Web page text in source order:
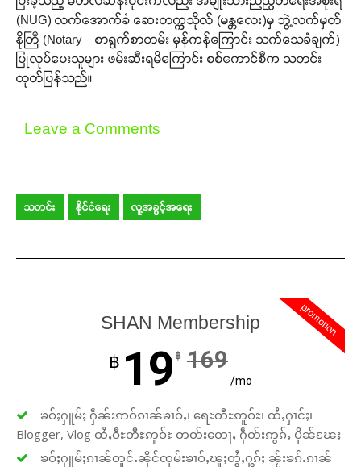
(NUG) လက်အောက်ခံ ဆေးတက္ကသိုလ် (မန္တလေး)မှ ဘွဲ့လက်မှတ်
နိုတြီ (Notary – စာရွက်စာတမ်း မှန်ကန်ကြောင်း သက်သေခံချက်)
ပြုလုပ်ပေးသူများ ဖမ်းဆီးရမိကြောင်း စစ်ကောင်စီက သတင်း
ထုတ်ပြန်သည်။
Leave a Comments
သတင်း နိုင်ငံရေး လူ့အခွင့်အရေး
promotion
SHAN Membership
฿ 19 ฿ 169
/mo
ၶဝ်ႈႁူမ်ႈ ႁဵၼ်းဢဝ်ၵၢၼ်ၶၢဝ်ႇ၊ ရေႊတီႊဢူဝ်ႊ၊ ထႆႇႁၢင်ႈ၊
Blogger, Vlog ထႆႇဝီႊတီႊဢူဝ်ႊ တတ်းတေႃႇ ႁဵတ်းဢွၵ်ႇ ပိုၼ်ၽႄႈ
ၶဝ်ႈႁူမ်ႈၵၢၼ်တူင်ႉၼိုင်ၸုမ်းၶၢဝ်ႇၽူႈတွႆႇႁွၵ်ႈ ၼႂ်းၶၵ်ႉၵၢၼ်